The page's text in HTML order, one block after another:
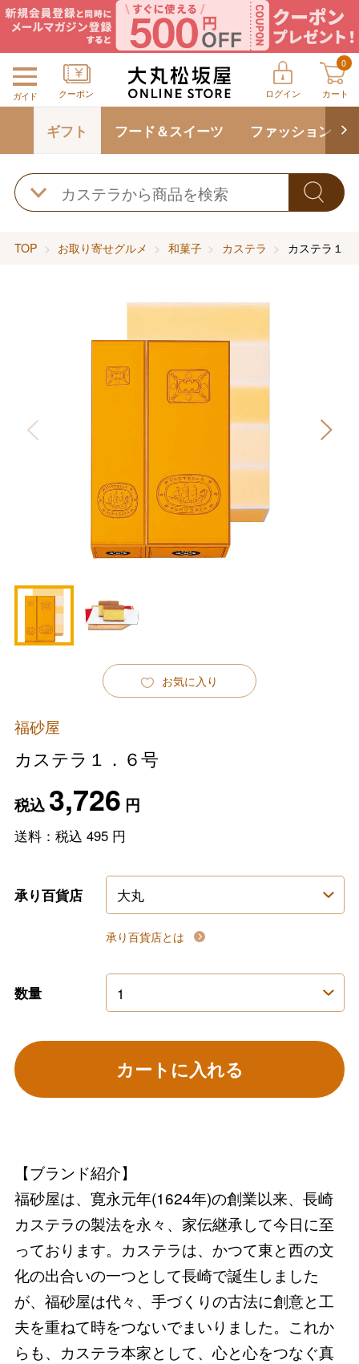
ガイド クーポン ログイン
0
カート
ギフト フード＆スイーツ ファッション
TOP お取り寄せグルメ 和菓子 カステラ カステラ１．
お気に入り
福砂屋
カステラ１．６号
税込3,726 円
送料：税込 495円
承り百貨店
承り百貨店とは
数量
カートに入れる
【ブランド紹介】
福砂屋は、寛永元年(1624年)の創業以来、長崎
カステラの製法を永々、家伝継承して今日に至
っております。カステラは、かつて東と西の文
化の出合いの一つとして長崎で誕生しました
が、福砂屋は代々、手づくりの古法に創意と工
夫を重ねて時をつないでまいりました。これか
らも、カステラ本家として、心と心をつなぐ真